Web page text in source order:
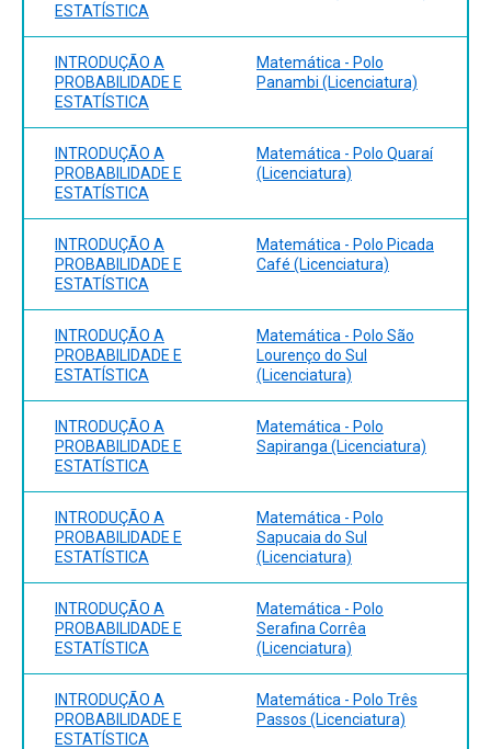
ESTATÍSTICA
INTRODUÇÃO A
PROBABILIDADE E
ESTATÍSTICA
Matemática - Polo
Panambi (Licenciatura)
INTRODUÇÃO A
PROBABILIDADE E
ESTATÍSTICA
Matemática - Polo Quaraí
(Licenciatura)
INTRODUÇÃO A
PROBABILIDADE E
ESTATÍSTICA
Matemática - Polo Picada
Café (Licenciatura)
INTRODUÇÃO A
PROBABILIDADE E
ESTATÍSTICA
Matemática - Polo São
Lourenço do Sul
(Licenciatura)
INTRODUÇÃO A
PROBABILIDADE E
ESTATÍSTICA
Matemática - Polo
Sapiranga (Licenciatura)
INTRODUÇÃO A
PROBABILIDADE E
ESTATÍSTICA
Matemática - Polo
Sapucaia do Sul
(Licenciatura)
INTRODUÇÃO A
PROBABILIDADE E
ESTATÍSTICA
Matemática - Polo
Serafina Corrêa
(Licenciatura)
INTRODUÇÃO A
PROBABILIDADE E
ESTATÍSTICA
Matemática - Polo Três
Passos (Licenciatura)